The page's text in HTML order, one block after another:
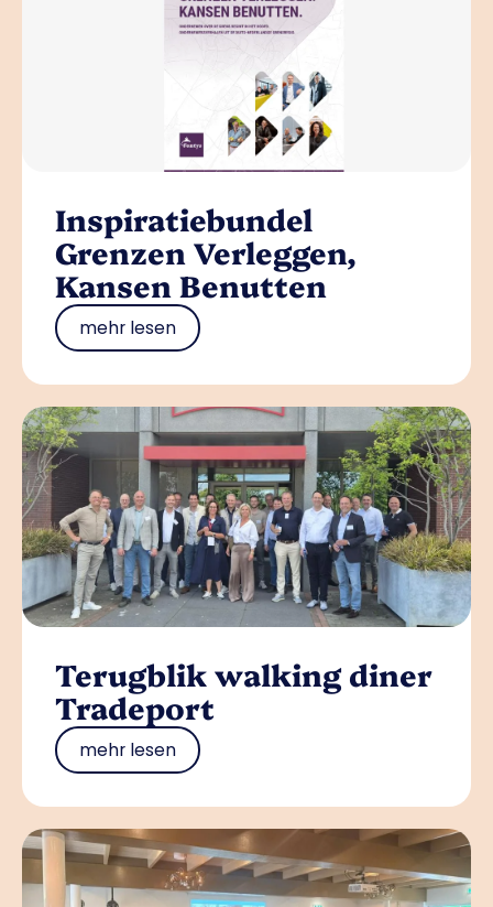
Inspiratiebundel
Grenzen Verleggen,
Kansen Benutten
mehr lesen
Terugblik walking diner
Tradeport
mehr lesen